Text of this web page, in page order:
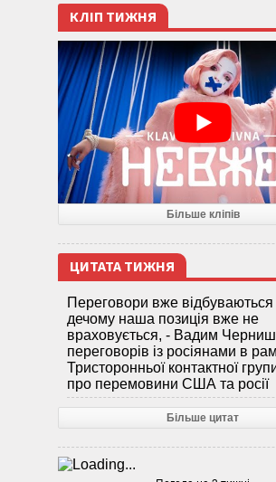
КЛІП ТИЖНЯ
Більше кліпів
ЦИТАТА ТИЖНЯ
Переговори вже відбуваються
дечому наша позиція вже не
враховується, - Вадим
переговорів із росіянами в
Тристоронньої контактної
про перемовини США та росії
Більше цитат